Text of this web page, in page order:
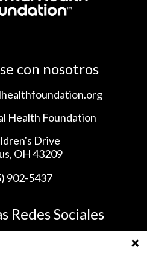
con nosotros
Health Foundation
Drive
OH 43209
902-5437
Redes Sociales